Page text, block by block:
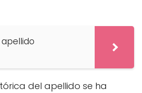
del apellido se ha